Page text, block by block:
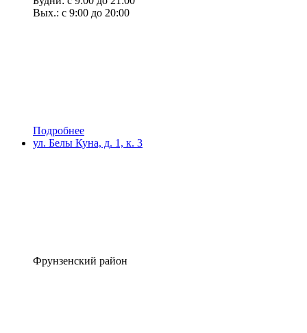
Вых.: с 9:00 до 20:00
Подробнее
ул. Белы Куна, д. 1, к. 3
Фрунзенский район